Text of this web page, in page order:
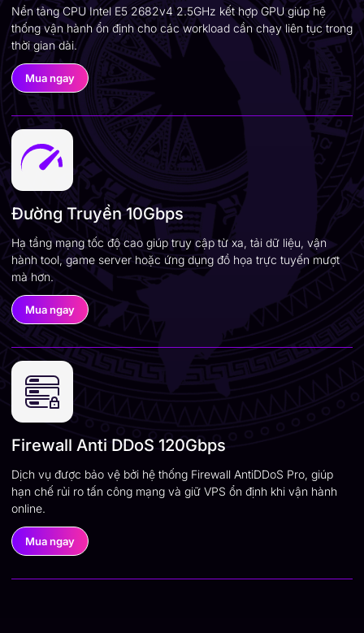
Nền tảng CPU Intel E5 2682v4 2.5GHz kết hợp GPU giúp hệ
thống vận hành ổn định cho các workload cần chạy liên tục trong
thời gian dài.
Mua ngay
Đường Truyền 10Gbps
Hạ tầng mạng tốc độ cao giúp truy cập từ xa, tải dữ liệu, vận
hành tool, game server hoặc ứng dụng đồ họa trực tuyến mượt
mà hơn.
Mua ngay
Firewall Anti DDoS 120Gbps
Dịch vụ được bảo vệ bởi hệ thống Firewall AntiDDoS Pro, giúp
hạn chế rủi ro tấn công mạng và giữ VPS ổn định khi vận hành
online.
Mua ngay